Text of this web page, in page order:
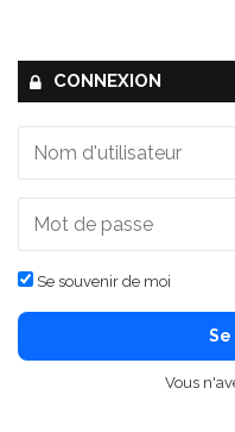
CONNEXION
Se souvenir de moi
Vous